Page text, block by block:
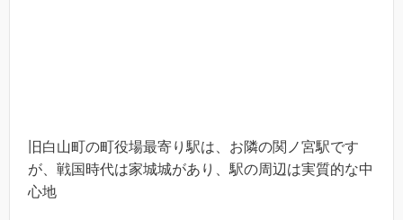
旧白山町の町役場最寄り駅は、お隣の関ノ宮駅です
が、戦国時代は家城城があり、駅の周辺は実質的な中
心地